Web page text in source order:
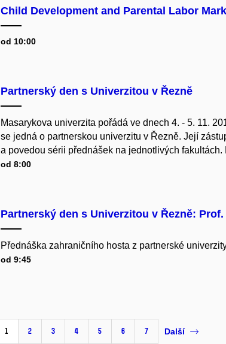
Child Development and Parental Labor
od 10:00
Partnerský den s Univerzitou v Řezně
Masarykova univerzita pořádá ve dnech 4. - 5. 11.
se jedná o partnerskou univerzitu v Řezně. Její
a povedou sérii přednášek na jednotlivých fakultách.
od 8:00
Partnerský den s Univerzitou v Řezně: Prof.
Přednáška zahraničního hosta z partnerské
od 9:45
1 2 3 4 5 6 7 Další